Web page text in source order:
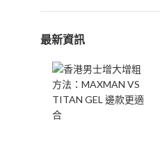
最新資訊